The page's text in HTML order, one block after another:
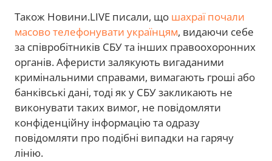
Також Новини.LIVE писали, що шахраї почали
масово телефонувати українцям, видаючи себе
за співробітників СБУ та інших правоохоронних
органів. Аферисти залякують вигаданими
кримінальними справами, вимагають гроші або
банківські дані, тоді як у СБУ закликають не
виконувати таких вимог, не повідомляти
конфіденційну інформацію та одразу
повідомляти про подібні випадки на гарячу
лінію.